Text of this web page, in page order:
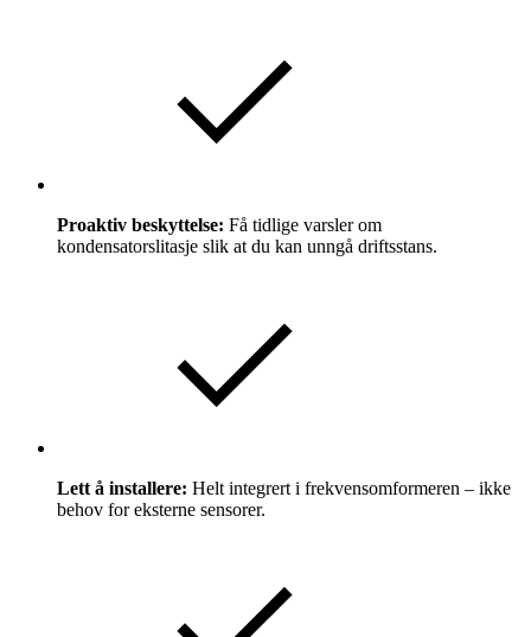
Proaktiv beskyttelse: Få tidlige varsler om
kondensatorslitasje slik at du kan unngå driftsstans.
Lett å installere: Helt integrert i frekvensomformeren – ikke
behov for eksterne sensorer.